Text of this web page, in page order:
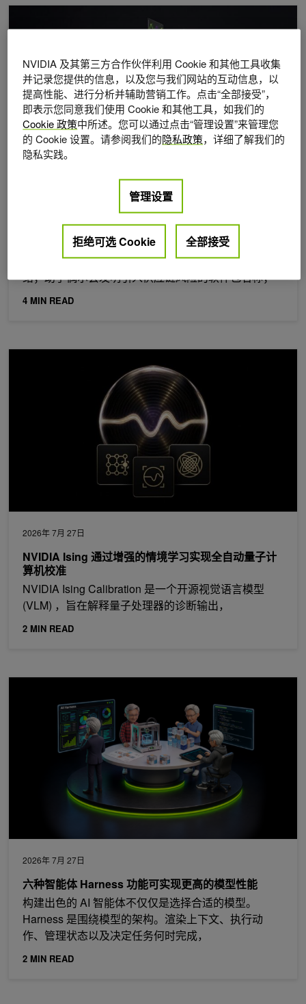
如何使用 NVIDIA NeMo Guardrails 自行托管经过验
证的 AI 编码助手
在受监管、主权或源敏感型环境中部署 AI 编码助手通
常会面临挑战。三个常见问题是：来源无法离开网
络；助手偶尔会发明引入供应链风险的软件包名称；
4 MIN READ
2026年 7月 27日
NVIDIA Ising 通过增强的情境学习实现全自动量子计
算机校准
NVIDIA Ising Calibration 是一个开源视觉语言模型
(VLM) ，旨在解释量子处理器的诊断输出，
2 MIN READ
2026年 7月 27日
六种智能体 Harness 功能可实现更高的模型性能
构建出色的 AI 智能体不仅仅是选择合适的模型。
Harness 是围绕模型的架构。渲染上下文、执行动
作、管理状态以及决定任务何时完成，
2 MIN READ
六种智能体 Harness 功能可实现更高的模型性能
NVIDIA 及其第三方合作伙伴利用 Cookie 和其他工具收集
并记录您提供的信息，以及您与我们网站的互动信息，以
提高性能、进行分析并辅助营销工作。点击“全部接受”，
即表示您同意我们使用 Cookie 和其他工具，如我们的
Cookie 政策中所述。您可以通过点击“管理设置”来管理您
的 Cookie 设置。请参阅我们的隐私政策，详细了解我们的
隐私实践。
管理设置
拒绝可选 Cookie 全部接受